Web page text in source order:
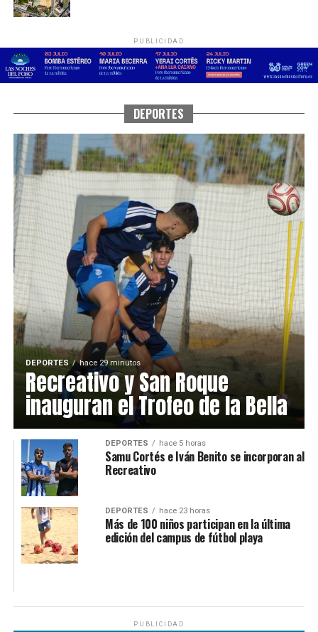
PUBLICIDAD
DEPORTES
DEPORTES hace 29 minutos
Recreativo y San Roque
inauguran el Trofeo de la Bella
DEPORTES hace 5 horas
Samu Cortés e Iván Benito se incorporan al
Recreativo
DEPORTES hace 23 horas
Más de 100 niños participan en la última
edición del campus de fútbol playa
PUBLICIDAD